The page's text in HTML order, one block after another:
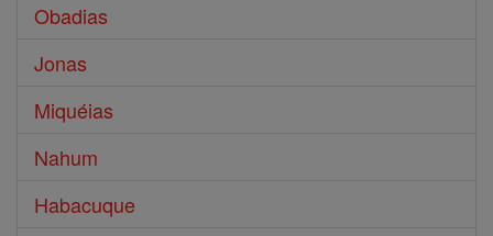
Obadias
Jonas
Miquéias
Nahum
Habacuque